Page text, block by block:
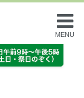
MENU